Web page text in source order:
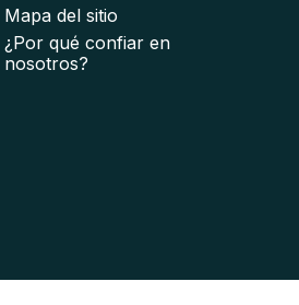
Mapa del sitio
¿Por qué confiar en
nosotros?